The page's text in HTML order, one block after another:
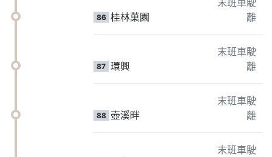
86 桂林菓園
離
87 環興
末班車駛
離
88 壺溪畔
末班車駛
離
末班車駛